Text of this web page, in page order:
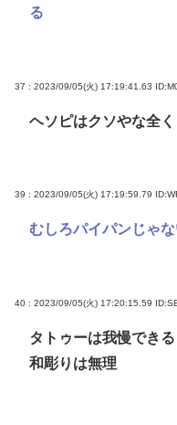
る
37 : 2023/09/05(火) 17:19:41.63
ヘソピはクソやな全
39 : 2023/09/05(火) 17:19:59.79
むしろパイパンじゃ
40 : 2023/09/05(火) 17:20:15.59
タトゥーは我慢できる
和彫りは無理